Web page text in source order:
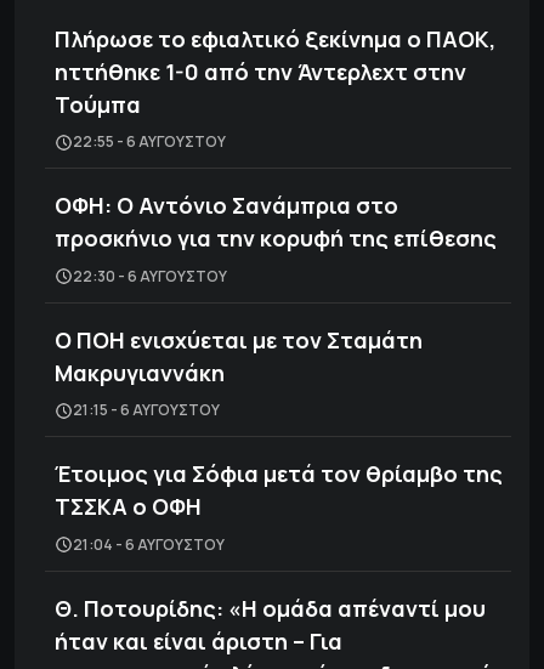
Πλήρωσε το εφιαλτικό ξεκίνημα ο ΠΑΟΚ,
ηττήθηκε 1-0 από την Άντερλεχτ στην
Τούμπα
22:55 - 6 ΑΥΓΟΎΣΤΟΥ
ΟΦΗ: Ο Αντόνιο Σανάμπρια στο
προσκήνιο για την κορυφή της επίθεσης
22:30 - 6 ΑΥΓΟΎΣΤΟΥ
Ο ΠΟΗ ενισχύεται με τον Σταμάτη
Μακρυγιαννάκη
21:15 - 6 ΑΥΓΟΎΣΤΟΥ
Έτοιμος για Σόφια μετά τον θρίαμβο της
ΤΣΣΚΑ ο ΟΦΗ
21:04 - 6 ΑΥΓΟΎΣΤΟΥ
Θ. Ποτουρίδης: «Η ομάδα απέναντί μου
ήταν και είναι άριστη – Για